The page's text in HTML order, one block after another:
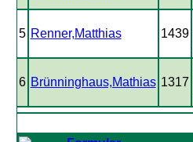
5 Renner,Matthias 1439
6 Brünninghaus,Mathias 1317